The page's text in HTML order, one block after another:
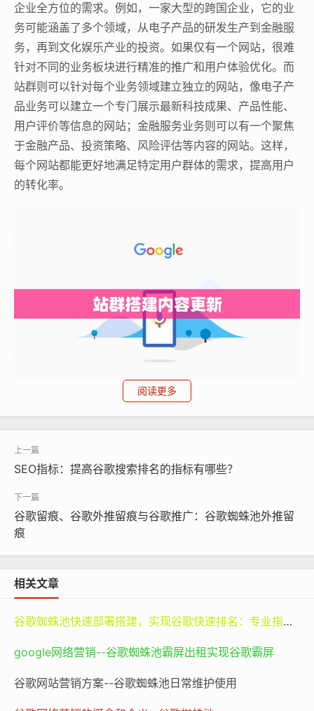
企业全方位的需求。例如，一家大型的跨国企业，它的业
务可能涵盖了多个领域，从电子产品的研发生产到金融服
务，再到文化娱乐产业的投资。如果仅有一个网站，很难
针对不同的业务板块进行精准的推广和用户体验优化。而
站群则可以针对每个业务领域建立独立的网站，像电子产
品业务可以建立一个专门展示最新科技成果、产品性能、
用户评价等信息的网站；金融服务业务则可以有一个聚焦
于金融产品、投资策略、风险评估等内容的网站。这样，
每个网站都能更好地满足特定用户群体的需求，提高用户
的转化率。
从搜索引擎优化（ seo）的角度来说，站群搭建也具有重
要意义。搜索引擎在评估网站排名时，会考虑多个因素，
其中网站的相关性和专业性是关键因素之一。通过站群搭
建，企业可以将不同主题的内容分别放在不同的网站上，
提高每个网站在其特定主题下的相关性和专业性。例如，
一个以旅游为主题的站群，可以有专门介绍国内旅游景点
的网站、国外旅游目的地的网站、旅游攻略分享的网站
等。每个网站都围绕旅游这个大主题下的一个细分领域展
和专业性，从而更容易在搜索结果中获得较好的排名。
站群搭建还可以实现资源的整合与共享。在一个站群体系
中，虽然各个网站具有相对的独立性，但它们之间可以通
阅读更多
SEO指标：提高谷歌搜索排名的指标有哪些？
谷歌留痕、谷歌外推留痕与谷歌推广：谷歌蜘蛛池外推留
痕
相关文章
谷歌蜘蛛池快速部署搭建，实现谷歌快速排名：专业指南与谷神SEO的价值
google网络营销--谷歌蜘蛛池霸屏出租实现谷歌霸屏
谷歌网站营销方案--谷歌蜘蛛池日常维护使用